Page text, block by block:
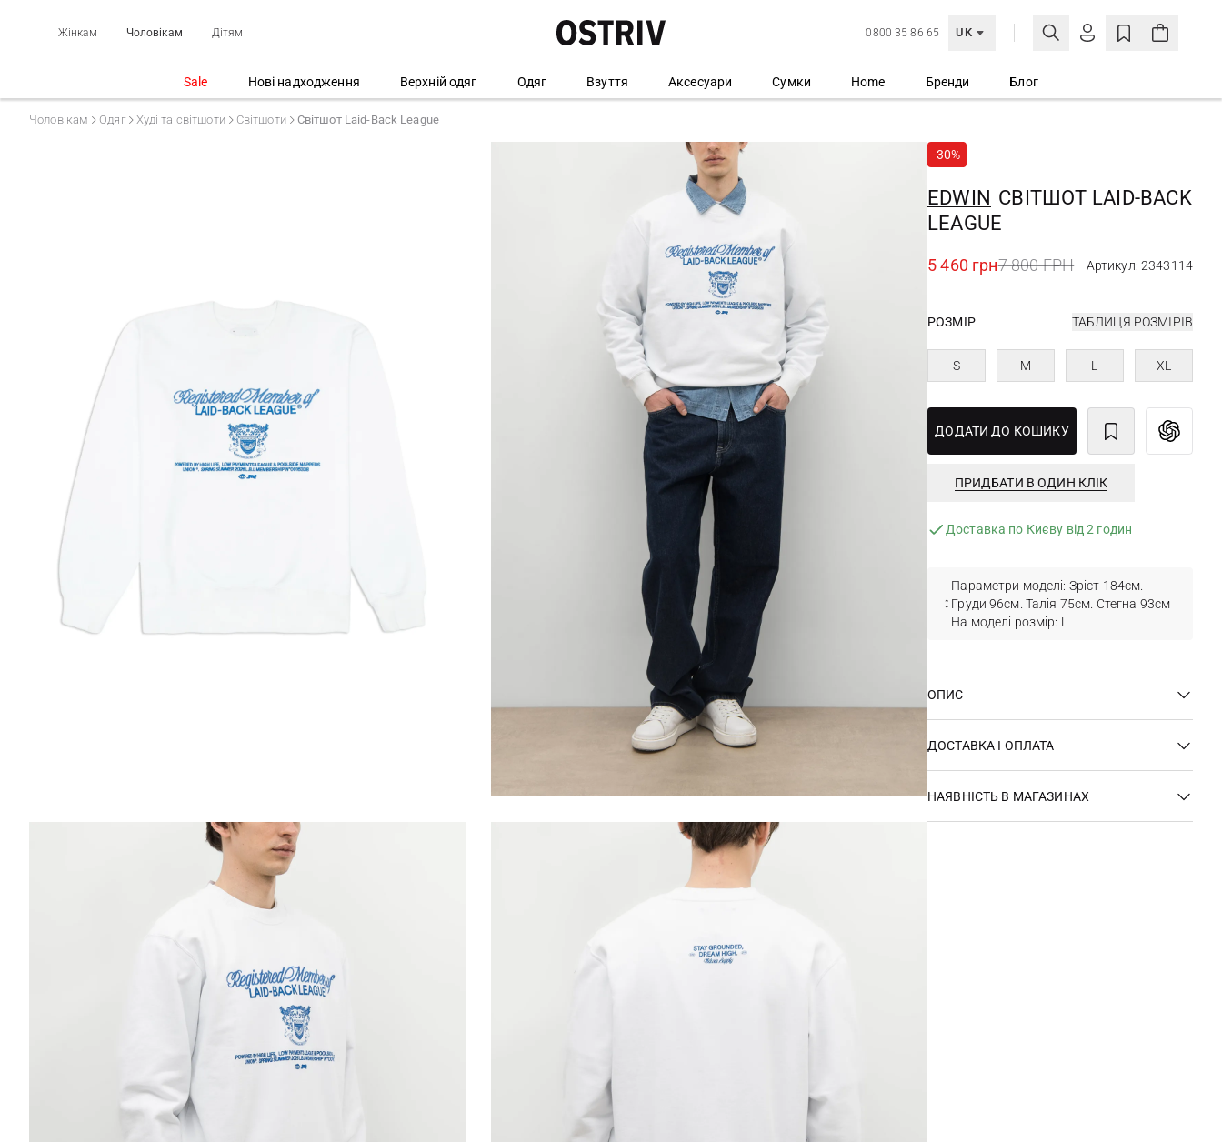
Жінкам Чоловікам Дітям 0800 35 86 65 UK
МОЯ ОБЛІКІВКА
СТВОРИТИ ОБЛІКІВКУ
Sale Нові надходження Верхній одяг Одяг Взуття Аксесуари Сумки Home Бренди Блог
Чоловікам Одяг Худі та світшоти Світшоти Світшот Laid-Back League
-30%
EDWIN СВІТШОТ LAID-BACK
LEAGUE
5 460 грн7 800 ГРН Артикул: 2343114
РОЗМІР ТАБЛИЦЯ РОЗМІРІВ
S M L XL
ДОДАТИ ДО КОШИКУ
ПРИДБАТИ В ОДИН КЛІК
Доставка по Києву від 2 годин
Параметри моделі: Зріст 184см.
Груди 96см. Талія 75см. Стегна 93см
На моделі розмір: L
ОПИС
ДОСТАВКА І ОПЛАТА
НАЯВНІСТЬ В МАГАЗИНАХ